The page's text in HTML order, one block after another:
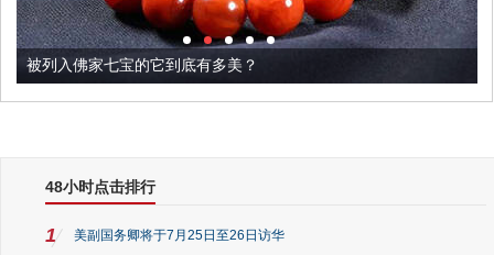
被列入佛家七宝的它到底有多美？
48小时点击排行
1 美副国务卿将于7月25日至26日访华